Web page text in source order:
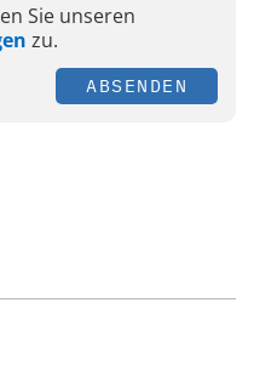
Sie unseren
zu.
ABSENDEN